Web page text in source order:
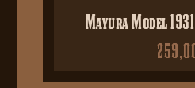
Mayura Model